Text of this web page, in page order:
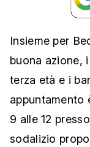
Insieme per
buona azione,
terza età e i
appuntamento
9 alle 12
sodalizio